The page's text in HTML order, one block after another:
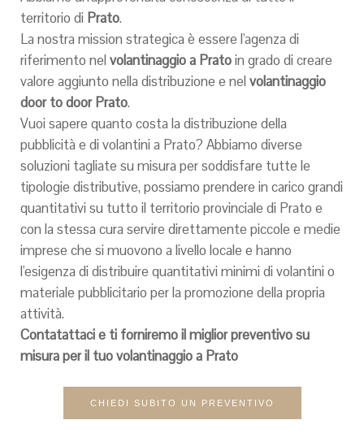
territorio di Prato.
La nostra mission strategica è essere l'agenza di
riferimento nel volantinaggio a Pratoin grado di creare
valore aggiunto nella distribuzione e nel volantinaggio
door to door Prato.
Vuoi sapere quanto costa la distribuzione della
pubblicità e di volantini a Prato? Abbiamo diverse
soluzioni tagliate su misura per soddisfare tutte le
tipologie distributive, possiamo prendere in carico grandi
quantitativi su tutto il territorio provinciale di Prato e
con la stessa cura servire direttamente piccole e medie
imprese che si muovono a livello locale e hanno
l'esigenza di distribuire quantitativi minimi di volantini o
materiale pubblicitario per la promozione della propria
attività.
Contatattaci e ti forniremo il miglior preventivo su
misura per il tuo volantinaggio a Prato
CHIEDI SUBITO UN PREVENTIVO